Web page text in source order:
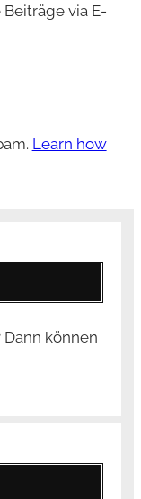
via E-
Learn how
können